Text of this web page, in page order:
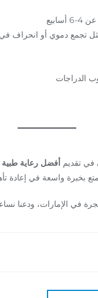
تجمع دموي أو انحراف في
الدراجات
في تقديم أفضل رعاية
بخبرة واسعة في إعادة
في الإمارات، ودعنا